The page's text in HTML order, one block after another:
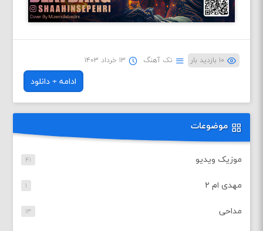
۱۰ بازدید بار تک آهنگ ۱۳ خرداد ۱۴۰۳
ادامه + دانلود
موضوعات
موزیک ویدیو ۴۱
مهدی ام ۲ ۱
مداحی ۱۳